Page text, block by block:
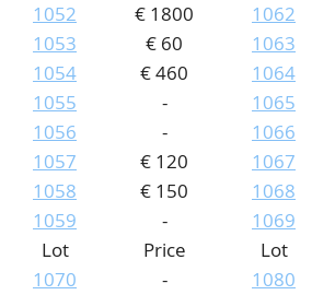
1052
€ 1800
1053
€ 60
1054
€ 460
1055
-
1056
-
1057
€ 120
1058
€ 150
1059
-
1062
1063
1064
1065
1066
1067
1068
1069
Lot
Price
1070
-
Lot
1080